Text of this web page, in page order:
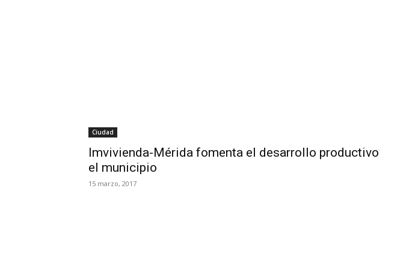
Ciudad
Imvivienda-Mérida fomenta el desarrollo productivo
el municipio
15 marzo, 2017